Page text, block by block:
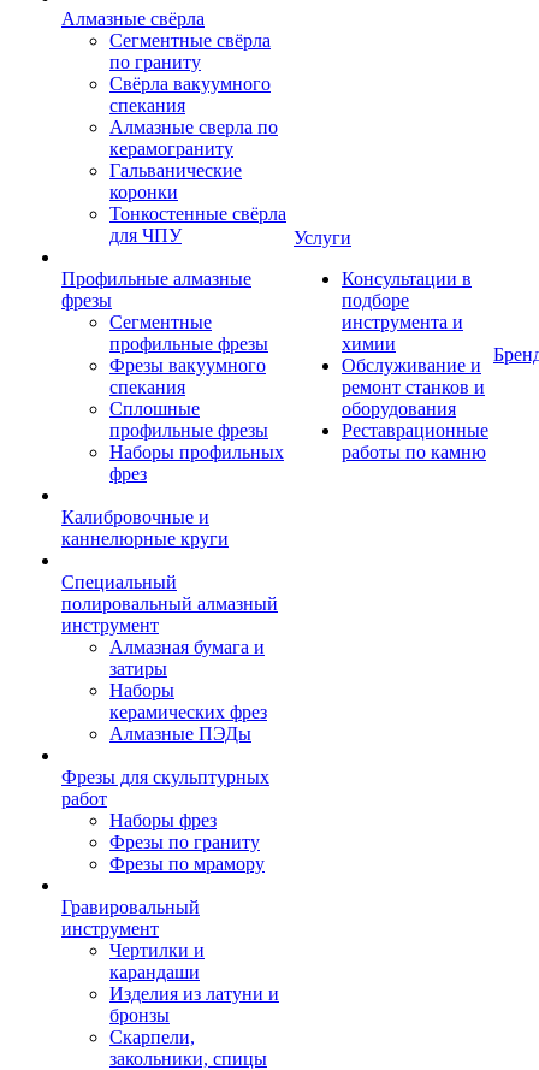
Алмазные свёрла
Сегментные свёрла
по граниту
Свёрла вакуумного
спекания
Алмазные сверла по
керамограниту
Гальванические
коронки
Тонкостенные свёрла
для ЧПУ
Профильные алмазные
фрезы
Сегментные
профильные фрезы
Фрезы вакуумного
спекания
Сплошные
профильные фрезы
Наборы профильных
фрез
Калибровочные и
каннелюрные круги
Специальный
полировальный алмазный
инструмент
Алмазная бумага и
затиры
Наборы
керамических фрез
Алмазные ПЭДы
Фрезы для скульптурных
работ
Наборы фрез
Фрезы по граниту
Фрезы по мрамору
Гравировальный
инструмент
Чертилки и
карандаши
Изделия из латуни и
бронзы
Скарпели,
закольники, спицы
Услуги
Консультации в
подборе
инструмента и
химии
Обслуживание и
ремонт станков и
оборудования
Реставрационные
работы по камню